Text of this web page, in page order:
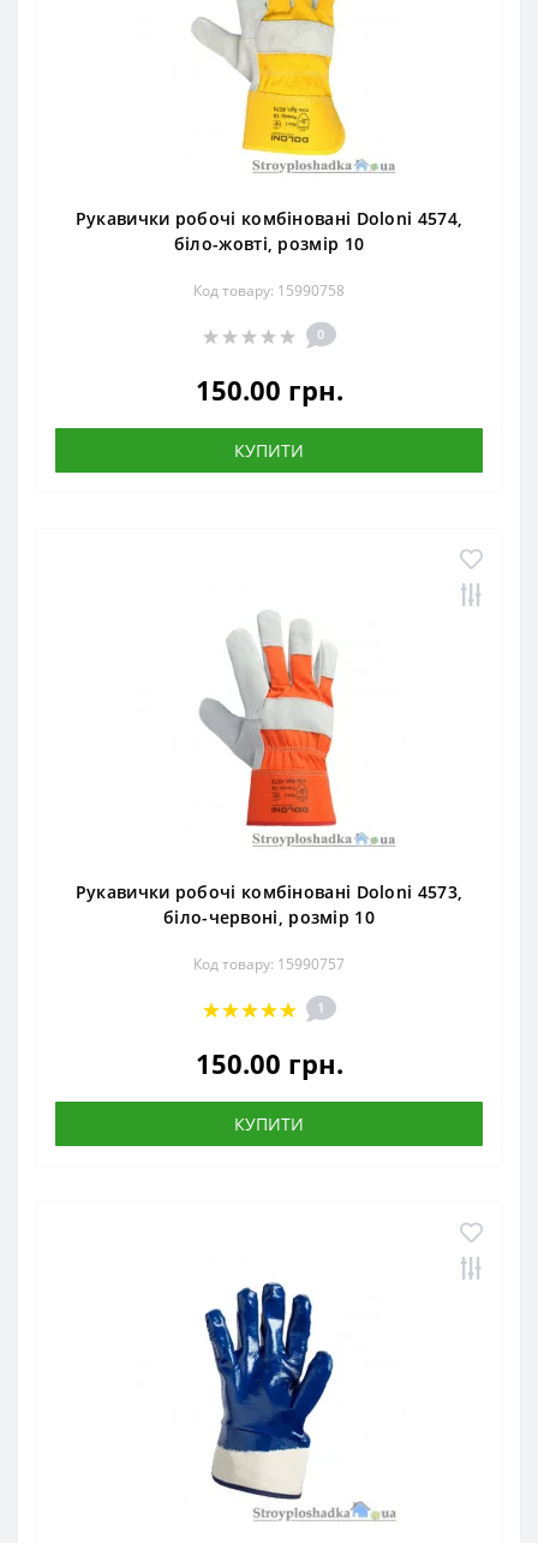
Рукавички робочі комбіновані Doloni 4574,
біло-жовті, розмір 10
Код товару: 15990758
0
150.00 грн.
КУПИТИ
Рукавички робочі комбіновані Doloni 4573,
біло-червоні, розмір 10
Код товару: 15990757
1
150.00 грн.
КУПИТИ